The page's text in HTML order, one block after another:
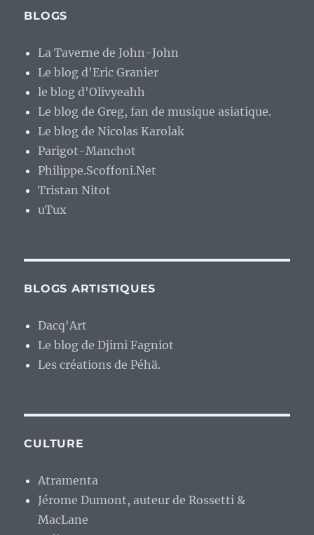
BLOGS
La Taverne de John-John
Le blog d'Eric Granier
le blog d'Olivyeahh
Le blog de Greg, fan de musique asiatique.
Le blog de Nicolas Karolak
Parigot-Manchot
Philippe.Scoffoni.Net
Tristan Nitot
uTux
BLOGS ARTISTIQUES
Dacq'Art
Le blog de Djimi Fagniot
Les créations de Péhä.
CULTURE
Atramenta
Jérome Dumont, auteur de Rossetti &
MacLane